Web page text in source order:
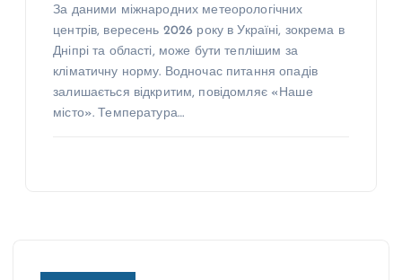
За даними міжнародних метеорологічних
центрів, вересень 2026 року в Україні, зокрема в
Дніпрі та області, може бути теплішим за
кліматичну норму. Водночас питання опадів
залишається відкритим, повідомляє «Наше
місто». Температура…